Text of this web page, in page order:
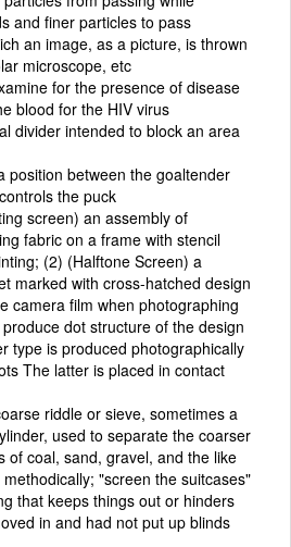
and finer particles to pass
an image, as a picture, is thrown
microscope, etc
for the presence of disease
blood for the HIV virus
divider intended to block an area
position between the goaltender
the puck
screen) an assembly of
fabric on a frame with stencil
(2) (Halftone Screen) a
marked with cross-hatched design
camera film when photographing
dot structure of the design
type is produced photographically
The latter is placed in contact
riddle or sieve, sometimes a
used to separate the coarser
of coal, sand, gravel, and the like
"screen the suitcases"
that keeps things out or hinders
in and had not put up blinds